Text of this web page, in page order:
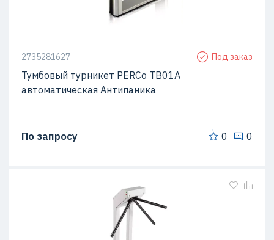
2735281627 Под заказ
Тумбовый турникет PERCo TB01A
автоматическая Антипаника
По запросу 0 0